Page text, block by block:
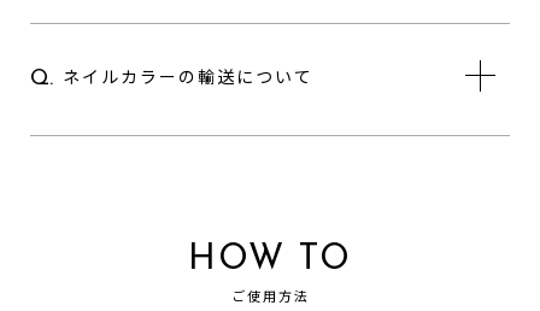
Q. ネイルカラーの輸送について
HOW TO
ご使用方法